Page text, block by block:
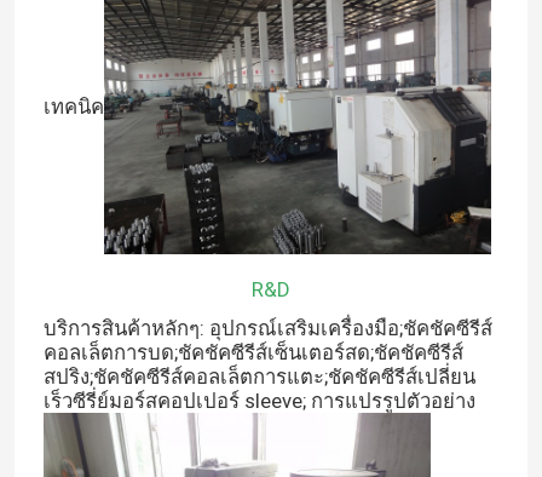
เทคนิค
R&D
บริการสินค้าหลักๆ: อุปกรณ์เสริมเครื่องมือ;ชัคชัคซีรีส์
คอลเล็ตการบด;ชัคชัคซีรีส์เซ็นเตอร์สด;ชัคชัคซีรีส์
สปริง;ชัคชัคซีรีส์คอลเล็ตการแตะ;ชัคชัคซีรีส์เปลี่ยน
เร็วซีรี่ย์มอร์สคอปเปอร์ sleeve; การแปรรูปตัวอย่าง